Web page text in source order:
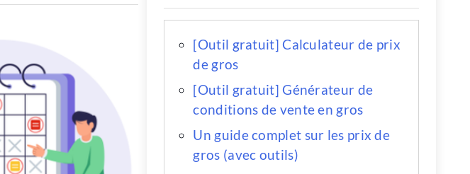
[Outil gratuit] Calculateur de prix
de gros
[Outil gratuit] Générateur de
conditions de vente en gros
Un guide complet sur les prix de
gros (avec outils)